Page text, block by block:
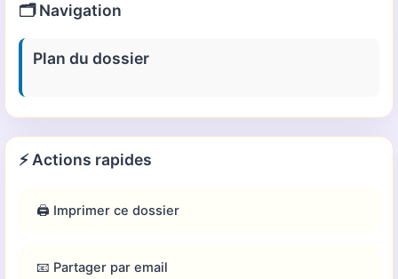
🗂️ Navigation
Plan du dossier
⚡ Actions rapides
🖨️ Imprimer ce dossier
📧 Partager par email